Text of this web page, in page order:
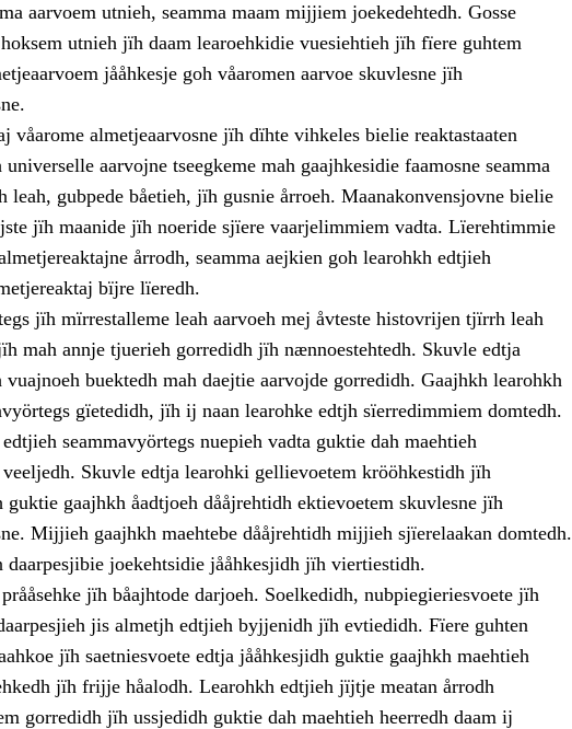
aarvoem utnieh, seamma maam mijjiem joekedehtedh. Gosse
utnieh jïh daam learoehkidie vuesiehtieh jïh fïere guhtem
jååhkesje goh våaromen aarvoe skuvlesne jïh
våarome almetjeaarvosne jïh dïhte vihkeles bielie reaktastaaten
universelle aarvojne tseegkeme mah gaajhkesidie faamosne seamma
leah, gubpede båetieh, jïh gusnie årroeh. Maanakonvensjovne bielie
jïh maanide jïh noeride sjïere vaarjelimmiem vadta. Lïerehtimmie
årrodh, seamma aejkien goh learohkh edtjieh
bïjre lïeredh.
jïh mïrrestalleme leah aarvoeh mej åvteste histovrijen tjïrrh leah
mah annje tjuerieh gorredidh jïh nænnoestehtedh. Skuvle edtja
vuajnoeh buektedh mah daejtie aarvojde gorredidh. Gaajhkh learohkh
gïetedidh, jïh ij naan learohke edtjh sïerredimmiem domtedh.
seammavyörtegs nuepieh vadta guktie dah maehtieh
Skuvle edtja learohki gellievoetem krööhkestidh jïh
guktie gaajhkh åadtjoeh dååjrehtidh ektievoetem skuvlesne jïh
Mijjieh gaajhkh maehtebe dååjrehtidh mijjieh sjïerelaakan domtedh.
daarpesjibie joekehtsidie jååhkesjidh jïh viertiestidh.
jïh båajhtode darjoeh. Soelkedidh, nubpiegieriesvoete jïh
jis almetjh edtjieh byjjenidh jïh evtiedidh. Fïere guhten
jïh saetniesvoete edtja jååhkesjidh guktie gaajhkh maehtieh
jïh frijje håalodh. Learohkh edtjieh jïjtje meatan årrodh
gorredidh jïh ussjedidh guktie dah maehtieh heerredh daam ij